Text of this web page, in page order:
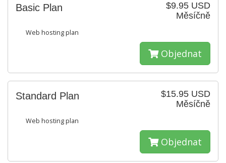
$9.95 USD
Měsíčně
Basic Plan
Web hosting plan
Objednat
$15.95 USD
Měsíčně
Standard Plan
Web hosting plan
Objednat